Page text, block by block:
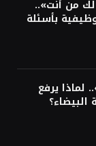
من أنت»..
بأسئلة
لماذا يرفع
البيضاء؟